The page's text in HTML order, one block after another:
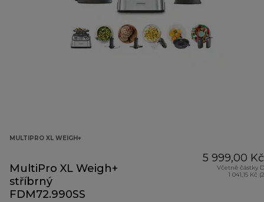
MULTIPRO XL WEIGH+
MultiPro XL Weigh+
stříbrný
FDM72.990SS
5 999,00 Kč
Včetně částky
1 041,15 Kč